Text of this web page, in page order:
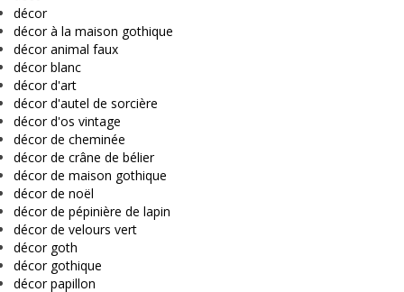
décor
décor à la maison gothique
décor animal faux
décor blanc
décor d'art
décor d'autel de sorcière
décor d'os vintage
décor de cheminée
décor de crâne de bélier
décor de maison gothique
décor de noël
décor de pépinière de lapin
décor de velours vert
décor goth
décor gothique
décor papillon